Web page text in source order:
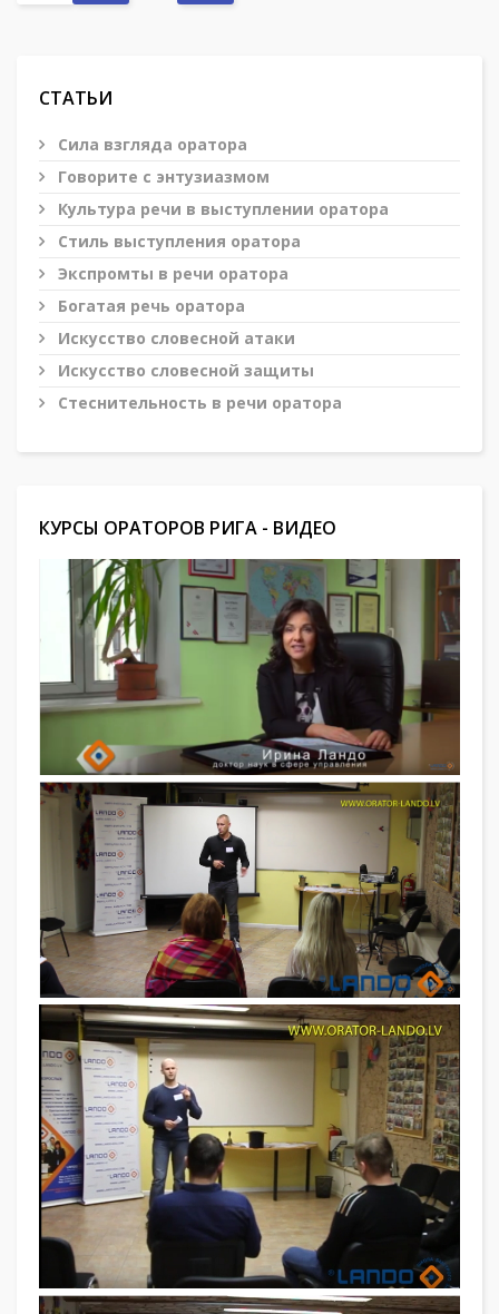
СТАТЬИ
Сила взгляда оратора
Говорите с энтузиазмом
Культура речи в выступлении оратора
Стиль выступления оратора
Экспромты в речи оратора
Богатая речь оратора
Искусство словесной атаки
Искусство словесной защиты
Стеснительность в речи оратора
КУРСЫ ОРАТОРОВ РИГА - ВИДЕО